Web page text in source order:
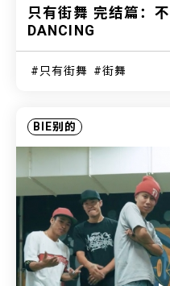
只有街舞 完结篇：
DANCING
只有街舞 街舞
BIE别的